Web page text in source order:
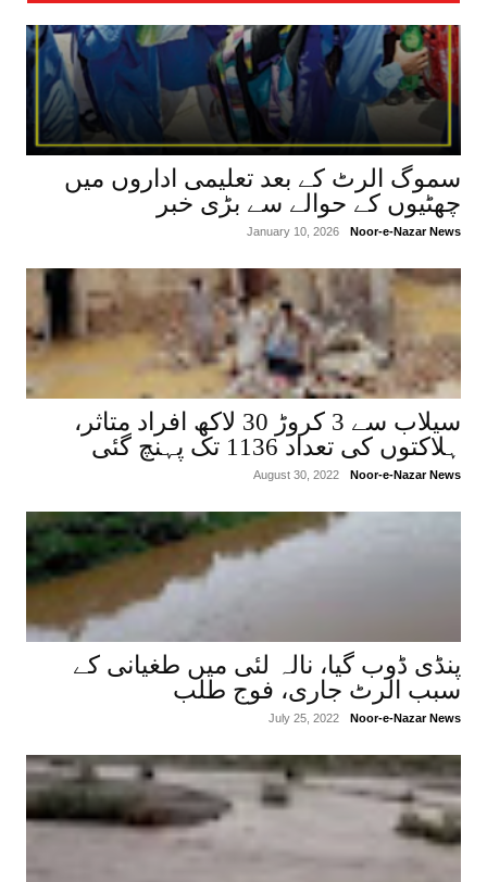
والی خبریں :
سموگ الرٹ کے بعد تعلیمی اداروں میں
چھٹیوں کے حوالے سے بڑی خبر‎
Noor-e-Nazar News
January 10, 2026
سیلاب سے 3 کروڑ 30 لاکھ افراد متاثر،
ہلاکتوں کی تعداد 1136 تک پہنچ گئی
Noor-e-Nazar News
August 30, 2022
پنڈی ڈوب گیا، نالہ لئی میں طغیانی کے
سبب الرٹ جاری، فوج طلب
Noor-e-Nazar News
July 25, 2022